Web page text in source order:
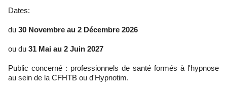
Dates:
du 30 Novembre au 2 Décembre 2026
ou du 31 Mai au 2 Juin 2027
Public concerné : professionnels de santé formés à l'hypnose
au sein de la CFHTB ou d'Hypnotim.